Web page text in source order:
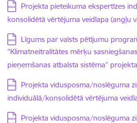
Lejupielādēt:
Projekta pieteikuma ekspertīzes
konsolidētā vērtējuma veidlapa (angļu
Lejupielādēt:
Līgums par valsts pētījumu
“Klimatneitralitātes mērķu
pieņemšanas atbalsta sistēma”
Lejupielādēt:
Projekta vidusposma/noslēguma
individuālā/konsolidētā vērtējuma
Lejupielādēt:
Projekta vidusposma/noslēguma